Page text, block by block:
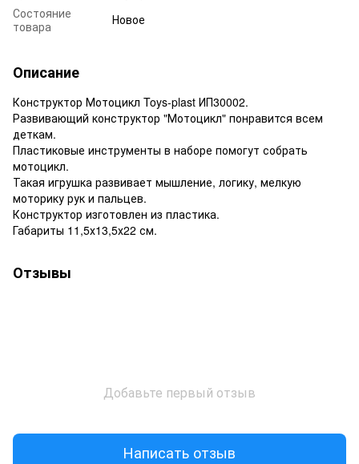
Состояние
товара
Новое
Описание
Конструктор Мотоцикл Toys-plast ИП30002.
Развивающий конструктор "Мотоцикл" понравится всем
деткам.
Пластиковые инструменты в наборе помогут собрать
мотоцикл.
Такая игрушка развивает мышление, логику, мелкую
моторику рук и пальцев.
Конструктор изготовлен из пластика.
Габариты 11,5х13,5х22 см.
Отзывы
Добавьте первый отзыв
Написать отзыв